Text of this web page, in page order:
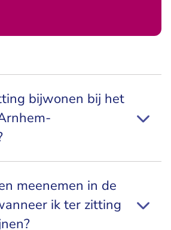
bijwonen bij het
meenemen in de
ik ter zitting